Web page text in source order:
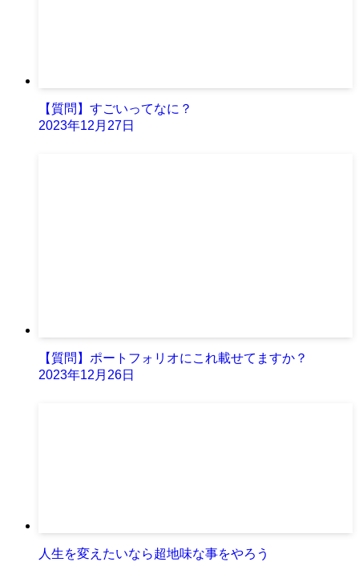
【質問】すごいってなに？
2023年12月27日
【質問】ポートフォリオにこれ載せてますか？
2023年12月26日
人生を変えたいなら超地味な事をやろう